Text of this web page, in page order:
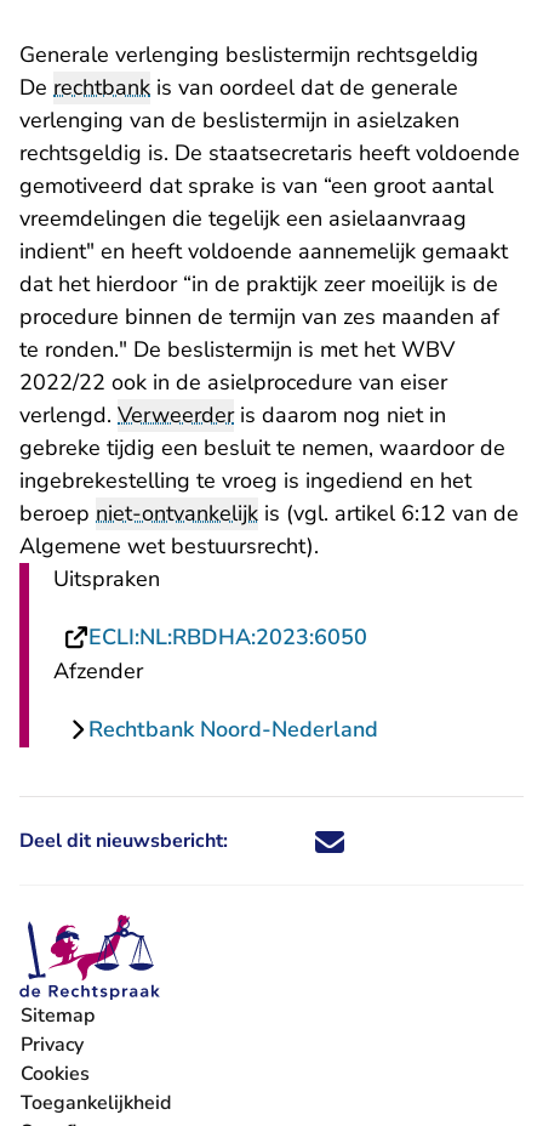
Generale verlenging beslistermijn rechtsgeldig
De rechtbank is van oordeel dat de generale
verlenging van de beslistermijn in asielzaken
rechtsgeldig is. De staatsecretaris heeft voldoende
gemotiveerd dat sprake is van “een groot aantal
vreemdelingen die tegelijk een asielaanvraag
indient" en heeft voldoende aannemelijk gemaakt
dat het hierdoor “in de praktijk zeer moeilijk is de
procedure binnen de termijn van zes maanden af
te ronden." De beslistermijn is met het WBV
2022/22 ook in de asielprocedure van eiser
verlengd. Verweerderis daarom nog niet in
gebreke tijdig een besluit te nemen, waardoor de
ingebrekestelling te vroeg is ingediend en het
beroep niet-ontvankelijk is (vgl. artikel 6:12 van de
Algemene wet bestuursrecht).
Uitspraken
ECLI:NL:RBDHA:2023:6050
Afzender
Rechtbank Noord-Nederland
Deel dit nieuwsbericht: Deel dit nieuwsbericht via X -
Deel dit nieuwsbericht via
Deel dit nieuwsbericht
Deel dit
Sitemap
Privacy
Cookies
Toegankelijkheid